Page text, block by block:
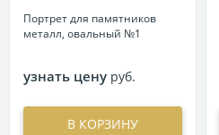
Портрет для памятников
металл, овальный №1
узнать цену руб.
В КОРЗИНУ